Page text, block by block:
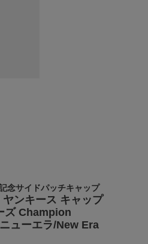
念サイドパッチキャップ
ンキース キャップ
ズ Champion
ューエラ/New Era